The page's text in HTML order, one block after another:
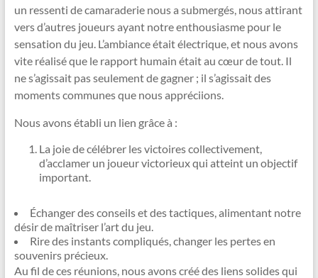
un ressenti de camaraderie nous a submergés, nous attirant
vers d’autres joueurs ayant notre enthousiasme pour le
sensation du jeu. L’ambiance était électrique, et nous avons
vite réalisé que le rapport humain était au cœur de tout. Il
ne s’agissait pas seulement de gagner ; il s’agissait des
moments communes que nous appréciions.
Nous avons établi un lien grâce à :
La joie de célébrer les victoires collectivement,
d’acclamer un joueur victorieux qui atteint un objectif
important.
Échanger des conseils et des tactiques, alimentant notre
désir de maîtriser l’art du jeu.
Rire des instants compliqués, changer les pertes en
souvenirs précieux.
Au fil de ces réunions, nous avons créé des liens solides qui